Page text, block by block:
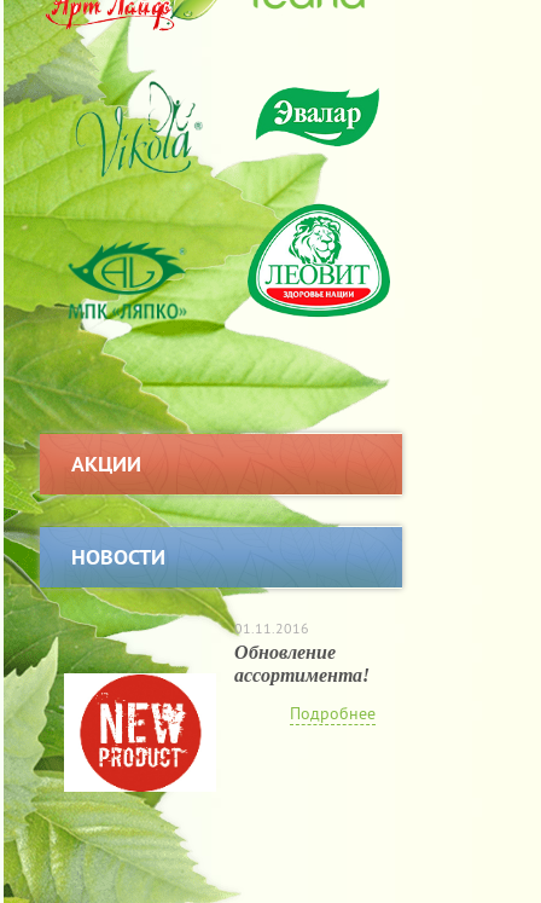
АКЦИИ
НОВОСТИ
01.11.2016
Обновление
ассортимента!
Подробнее